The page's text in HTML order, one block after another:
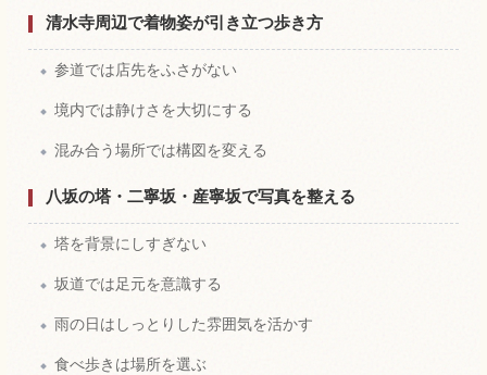
清水寺周辺で着物姿が引き立つ歩き方
参道では店先をふさがない
境内では静けさを大切にする
混み合う場所では構図を変える
八坂の塔・二寧坂・産寧坂で写真を整える
塔を背景にしすぎない
坂道では足元を意識する
雨の日はしっとりした雰囲気を活かす
食べ歩きは場所を選ぶ